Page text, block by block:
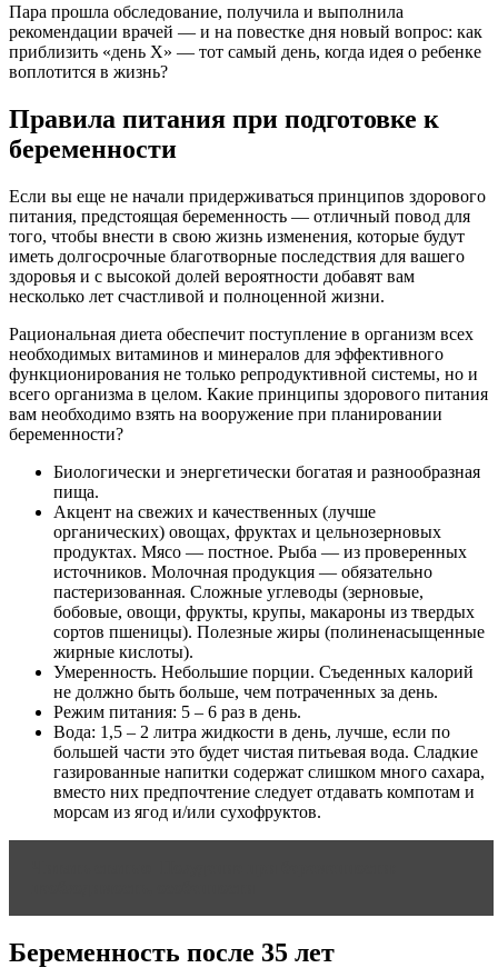
Пара прошла обследование, получила и выполнила
рекомендации врачей — и на повестке дня новый вопрос: как
приблизить «день Х» — тот самый день, когда идея о ребенке
воплотится в жизнь?
Правила питания при подготовке к
беременности
Если вы еще не начали придерживаться принципов здорового
питания, предстоящая беременность — отличный повод для
того, чтобы внести в свою жизнь изменения, которые будут
иметь долгосрочные благотворные последствия для вашего
здоровья и с высокой долей вероятности добавят вам
несколько лет счастливой и полноценной жизни.
Рациональная диета обеспечит поступление в организм всех
необходимых витаминов и минералов для эффективного
функционирования не только репродуктивной системы, но и
всего организма в целом. Какие принципы здорового питания
вам необходимо взять на вооружение при планировании
беременности?
Биологически и энергетически богатая и разнообразная
пища.
Акцент на свежих и качественных (лучше
органических) овощах, фруктах и цельнозерновых
продуктах. Мясо — постное. Рыба — из проверенных
источников. Молочная продукция — обязательно
пастеризованная. Сложные углеводы (зерновые,
бобовые, овощи, фрукты, крупы, макароны из твердых
сортов пшеницы). Полезные жиры (полиненасыщенные
жирные кислоты).
Умеренность. Небольшие порции. Съеденных калорий
не должно быть больше, чем потраченных за день.
Режим питания: 5 – 6 раз в день.
Вода: 1,5 – 2 литра жидкости в день, лучше, если по
большей части это будет чистая питьевая вода. Сладкие
газированные напитки содержат слишком много сахара,
вместо них предпочтение следует отдавать компотам и
морсам из ягод и/или сухофруктов.
Беременность после 35 лет